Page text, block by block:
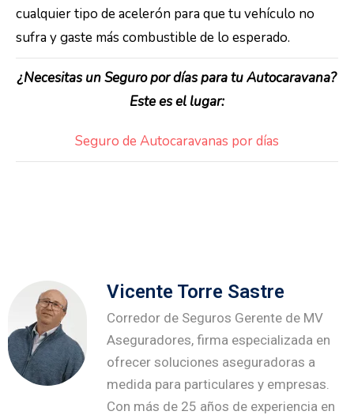
cualquier tipo de acelerón para que tu vehículo no
sufra y gaste más combustible de lo esperado.
¿Necesitas un Seguro por días para tu Autocaravana?
Este es el lugar:
Seguro de Autocaravanas por días
Vicente Torre Sastre
Corredor de Seguros Gerente de MV
Aseguradores, firma especializada en
ofrecer soluciones aseguradoras a
medida para particulares y empresas.
Con más de 25 años de experiencia en